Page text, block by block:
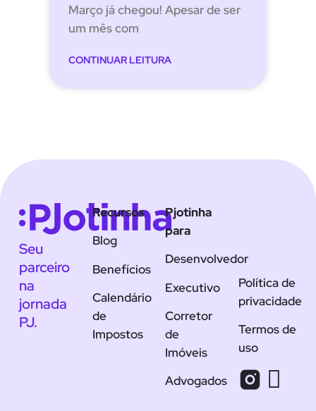
Março já chegou! Apesar de ser
um mês com
CONTINUAR LEITURA
Seu
parceiro
na
jornada
PJ.
Recursos
Blog
Benefícios
Calendário
de
Impostos
Pjotinha
para
Desenvolvedor
Executivo
Corretor
de
Imóveis
Advogados
Política de
privacidade
Termos de
uso